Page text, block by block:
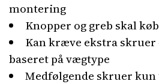
montering
Knopper og greb skal
Kan kræve ekstra skruer
baseret på vægtype
Medfølgende skruer